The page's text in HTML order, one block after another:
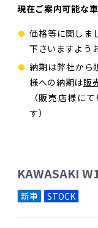
現在ご案内可能な車
価格等に関しま
下さいますよう
納期は弊社から
様への納期は販
（販売店様に
す）
KAWASAKI
新車 STOCK